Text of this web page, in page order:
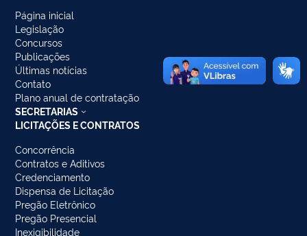
Página inicial
Legislação
Concursos
Publicações
Últimas notícias
Contato
Plano anual de contratação
SECRETARIAS
LICITAÇÕES E CONTRATOS
Concorrência
Contratos e Aditivos
Credenciamento
Dispensa de Licitação
Pregão Eletrônico
Pregão Presencial
Inexigibilidade